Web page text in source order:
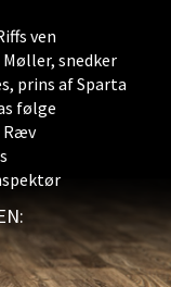
ven
snedker
prins af Sparta
følge
Ræv